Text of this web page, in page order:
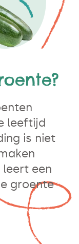
leeftijd
is niet
een
groente